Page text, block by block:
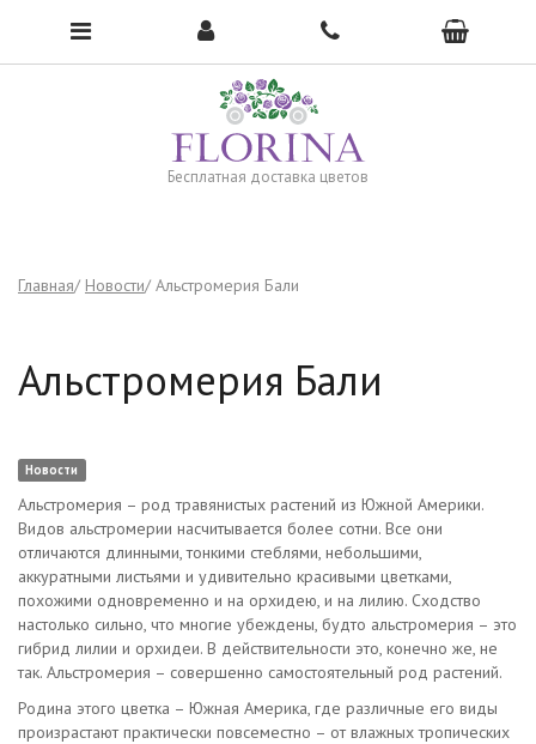
Бесплатная доставка цветов
Чтобы открыть меню, нажмите сюда →
Главная Новости Альстромерия Бали
Альстромерия Бали
Новости
Альстромерия – род травянистых растений из Южной Америки.
Видов альстромерии насчитывается более сотни. Все они
отличаются длинными, тонкими стеблями, небольшими,
аккуратными листьями и удивительно красивыми цветками,
похожими одновременно и на орхидею, и на лилию. Сходство
настолько сильно, что многие убеждены, будто альстромерия – это
гибрид лилии и орхидеи. В действительности это, конечно же, не
так. Альстромерия – совершенно самостоятельный род растений.
Родина этого цветка – Южная Америка, где различные его виды
произрастают практически повсеместно – от влажных тропических